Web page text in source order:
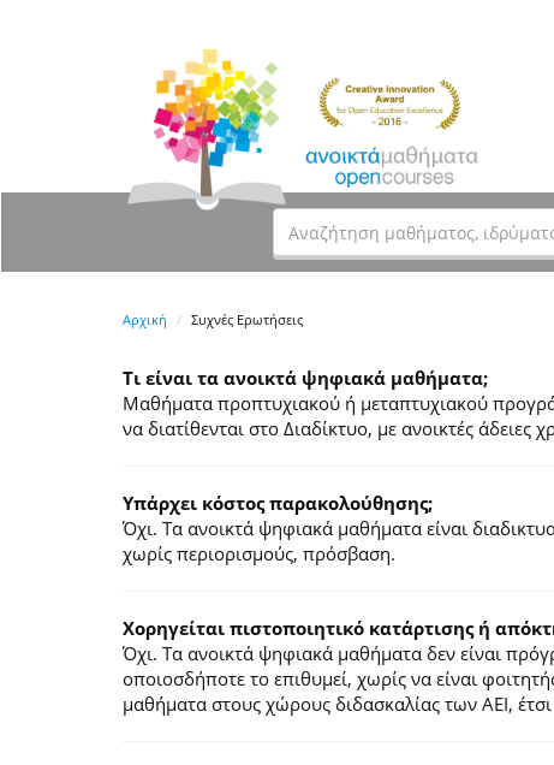
Αρχική Συχνές Ερωτήσεις
Τι είναι τα ανοικτά ψηφιακά μαθήματα;
Μαθήματα προπτυχιακού ή μεταπτυχιακού
να διατίθενται στο Διαδίκτυο, με ανοικτές
Υπάρχει κόστος παρακολούθησης;
Όχι. Τα ανοικτά ψηφιακά μαθήματα είναι
χωρίς περιορισμούς, πρόσβαση.
Χορηγείται πιστοποιητικό κατάρτισης ή
Όχι. Τα ανοικτά ψηφιακά μαθήματα δεν είναι
οποιοσδήποτε το επιθυμεί, χωρίς να είναι
μαθήματα στους χώρους διδασκαλίας των ΑΕΙ,